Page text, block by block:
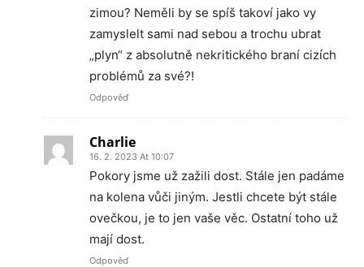
zimou? Neměli by se spíš takoví jako vy
zamyslelt sami nad sebou a trochu ubrat
„plyn“ z absolutně nekritického braní cizích
problémů za své?!
Odpověď
Charlie
16. 2. 2023 At 10:07
Pokory jsme už zažili dost. Stále jen padáme
na kolena vůči jiným. Jestli chcete být stále
ovečkou, je to jen vaše věc. Ostatní toho už
mají dost.
Odpověď